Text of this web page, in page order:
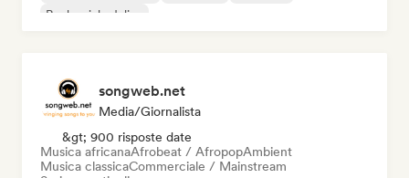
Rock psichedelico
songweb.net
Media/Giornalista
&gt; 900 risposte date
Musica africanaAfrobeat / AfropopAmbient
Musica classicaCommerciale / Mainstream